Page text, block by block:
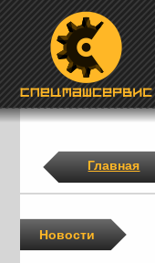
Главная
Новости